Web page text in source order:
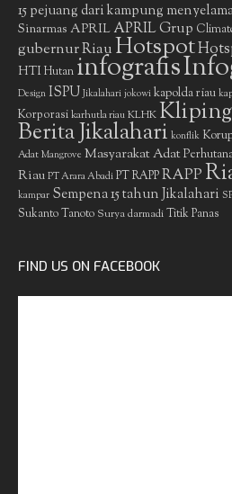
15 pejuang dari kampung
Sinarmas APRIL APRIL Grup
gubernur RiauHotspot
HTIHutan infografis
Design ISPU Jikalahari jokowi kapolda riau
Korporasikarhutla riauKLHK
Berita Jikalahari konflik
Adat Mangrove Masyarakat Adat
Riau PT Arara Abadi PT RAPPRAPP
kampar Sempena 15 tahun Jikalahari
Sukanto Tanoto Surya darmadiTitik Panas
FIND US ON FACEBOOK